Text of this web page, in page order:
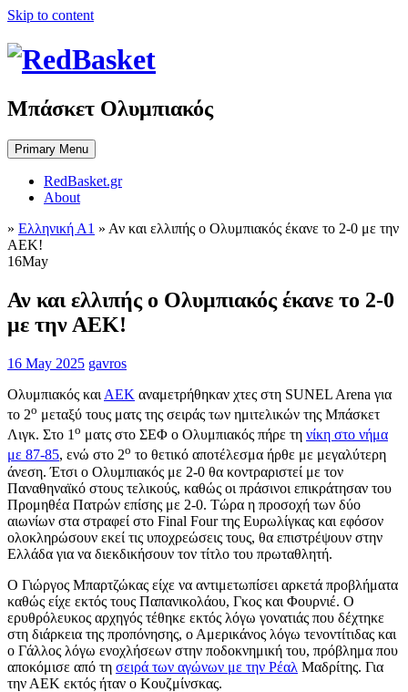
Skip to content
Μπάσκετ Ολυμπιακός
Primary Menu
RedBasket.gr
About
» Ελληνική Α1 » Αν και ελλιπής ο Ολυμπιακός έκανε το 2-0 με την
ΑΕΚ!
16May
Αν και ελλιπής ο Ολυμπιακός έκανε το 2-0
με την ΑΕΚ!
16 May 2025 gavros
Ολυμπιακός και ΑΕΚ αναμετρήθηκαν χτες στη SUNEL Arena για
το 2ο μεταξύ τους ματς της σειράς των ημιτελικών της Μπάσκετ
Λιγκ. Στο 1 ο ματς στο ΣΕΦ ο Ολυμπιακός πήρε τη νίκη στο νήμα
με 87-85, ενώ στο 2ο το θετικό αποτέλεσμα ήρθε με μεγαλύτερη
άνεση. Έτσι ο Ολυμπιακός με 2-0 θα κοντραριστεί με τον
Παναθηναϊκό στους τελικούς, καθώς οι πράσινοι επικράτησαν του
Προμηθέα Πατρών επίσης με 2-0. Τώρα η προσοχή των δύο
αιωνίων στα στραφεί στο Final Four της Ευρωλίγκας και εφόσον
ολοκληρώσουν εκεί τις υποχρεώσεις τους, θα επιστρέψουν στην
Ελλάδα για να διεκδικήσουν τον τίτλο του πρωταθλητή.
Ο Γιώργος Μπαρτζώκας είχε να αντιμετωπίσει αρκετά προβλήματα
καθώς είχε εκτός τους Παπανικολάου, Γκος και Φουρνιέ. Ο
ερυθρόλευκος αρχηγός τέθηκε εκτός λόγω γονατιάς που δέχτηκε
στη διάρκεια της προπόνησης, ο Αμερικάνος λόγω τενοντίτιδας και
ο Γάλλος λόγω ενοχλήσεων στην ποδοκνημική του, πρόβλημα που
αποκόμισε από τη σειρά των αγώνων με την Ρέαλ Μαδρίτης. Για
την ΑΕΚ εκτός ήταν ο Κουζμίνσκας.